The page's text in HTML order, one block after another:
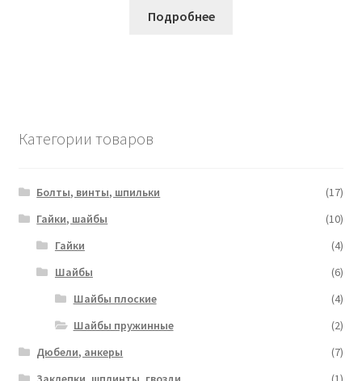
Подробнее
Категории товаров
Болты, винты, шпильки
(17)
Гайки, шайбы
(10)
Гайки
(4)
Шайбы
(6)
Шайбы плоские
(4)
Шайбы пружинные
(2)
Дюбели, анкеры
(7)